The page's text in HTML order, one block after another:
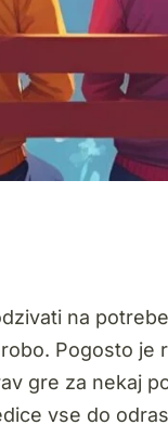
na
Pogosto
gre za nekaj
vse do